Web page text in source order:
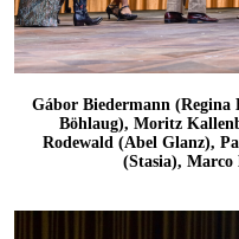
Gábor Biedermann (Regina
Böhlaug), Moritz
Rodewald (Abel Glanz),
(Stasia), Marco